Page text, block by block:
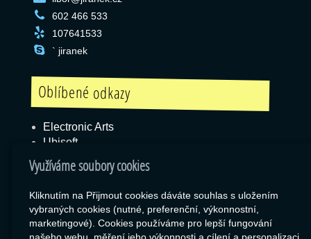
602 466 533
107641533
` jiranek
Oblíbené odkazy
Electronic Arts
Ubisoft
Blizzard
Box
Využíváme soubory cookies
Kliknutím na Přijmout cookies dáváte souhlas s uložením
vybraných cookies (nutné, preferenční, výkonnostní,
marketingové). Cookies používáme pro lepší fungování